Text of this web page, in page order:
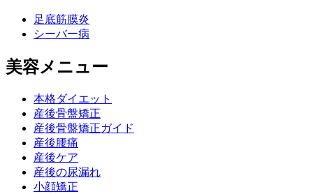
足底筋膜炎
シーバー病
美容メニュー
本格ダイエット
産後骨盤矯正
産後骨盤矯正ガイド
産後腰痛
産後ケア
産後の尿漏れ
小顔矯正